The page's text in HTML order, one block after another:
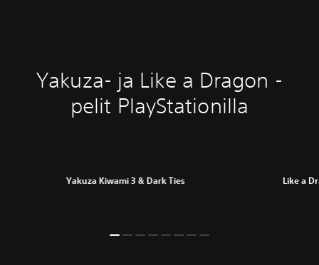
Yakuza- ja Like a Dragon -
pelit PlayStationilla
Yakuza Kiwami 3 & Dark Ties Like a